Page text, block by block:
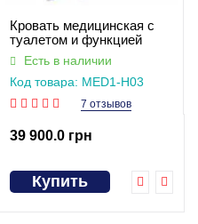
Кровать медицинская с
туалетом и функцией
бокового переворота для
тяжелобольных
(видеообзор)
Есть в наличии
Код товара: MED1-H03
7 отзывов
39 900.0 грн
Купить